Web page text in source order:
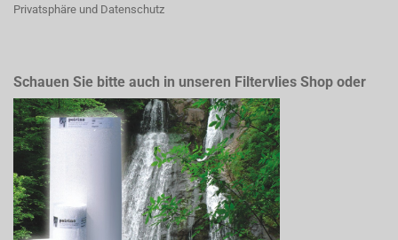
Privatsphäre und Datenschutz
Schauen Sie bitte auch in unseren Filtervlies Shop oder